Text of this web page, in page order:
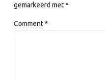
gemarkeerd met *
Comment*